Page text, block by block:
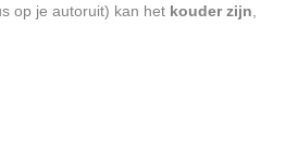
op je autoruit) kan het kouder zijn